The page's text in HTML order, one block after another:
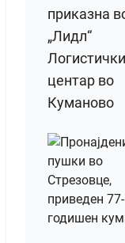
приказна
„Лидл“
центар во
Куманово